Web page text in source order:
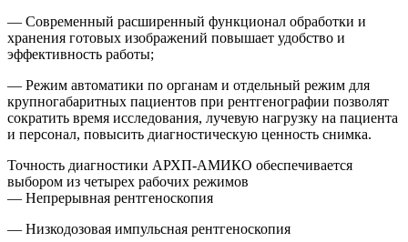
— Современный расширенный функционал обработки и
хранения готовых изображений повышает удобство и
эффективность работы;
— Режим автоматики по органам и отдельный режим для
крупногабаритных пациентов при рентгенографии позволят
сократить время исследования, лучевую нагрузку на пациента
и персонал, повысить диагностическую ценность снимка.
Точность диагностики АРХП-АМИКО обеспечивается
выбором из четырех рабочих режимов
— Непрерывная рентгеноскопия
— Низкодозовая импульсная рентгеноскопия